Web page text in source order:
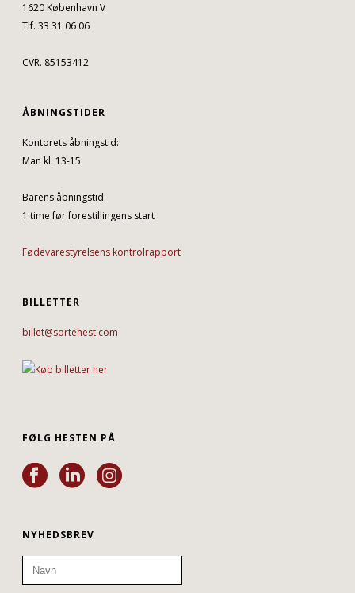
1620 København V
Tlf. 33 31 06 06
CVR. 85153412
ÅBNINGSTIDER
Kontorets åbningstid:
Man kl. 13-15
Barens åbningstid:
1 time før forestillingens start
Fødevarestyrelsens kontrolrapport
BILLETTER
billet@sortehest.com
FØLG HESTEN PÅ
NYHEDSBREV